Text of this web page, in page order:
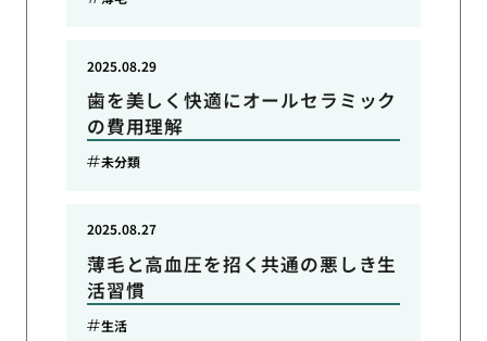
歯を美しく快適にオールセラミック
の費用理解
2025.08.29
未分類
薄毛と高血圧を招く共通の悪しき生
活習慣
2025.08.27
生活